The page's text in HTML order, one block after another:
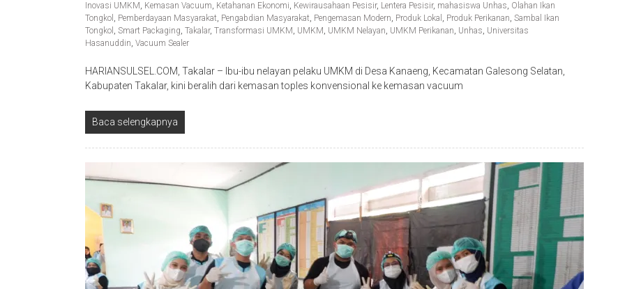
Inovasi UMKM, Kemasan Vacuum, Ketahanan Ekonomi, Kewirausahaan Pesisir, Lentera Pesisir, mahasiswa Unhas, Olahan Ikan
Tongkol , Pemberdayaan Masyarakat, Pengabdian Masyarakat, Pengemasan Modern, Produk Lokal , Produk Perikanan, Sambal Ikan
Tongkol , Smart Packaging, Takalar, Transformasi UMKM, UMKM, UMKM Nelayan, UMKM Perikanan, Unhas, Universitas
Hasanuddin, Vacuum Sealer
HARIANSULSEL.COM, Takalar – Ibu-ibu nelayan pelaku UMKM di Desa Kanaeng, Kecamatan Galesong Selatan,
Kabupaten Takalar, kini beralih dari kemasan toples konvensional ke kemasan vacuum
Baca selengkapnya